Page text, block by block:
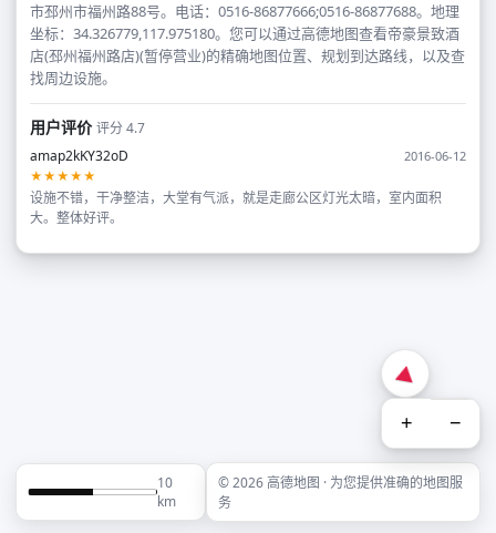
市邳州市福州路88号。电话：0516-86877666;0516-86877688。地理
坐标：34.326779,117.975180。您可以通过高德地图查看帝豪景致酒
店(邳州福州路店)(暂停营业)的精确地图位置、规划到达路线，以及查
找周边设施。
用户评价评分 4.7
amap2kKY32oD
2016-06-12
★★★★★
设施不错，干净整洁，大堂有气派，就是走廊公区灯光太暗，室内面积
大。整体好评。
+ −
10
km
© 2026 高德地图 · 为您提供准确的地图服
务